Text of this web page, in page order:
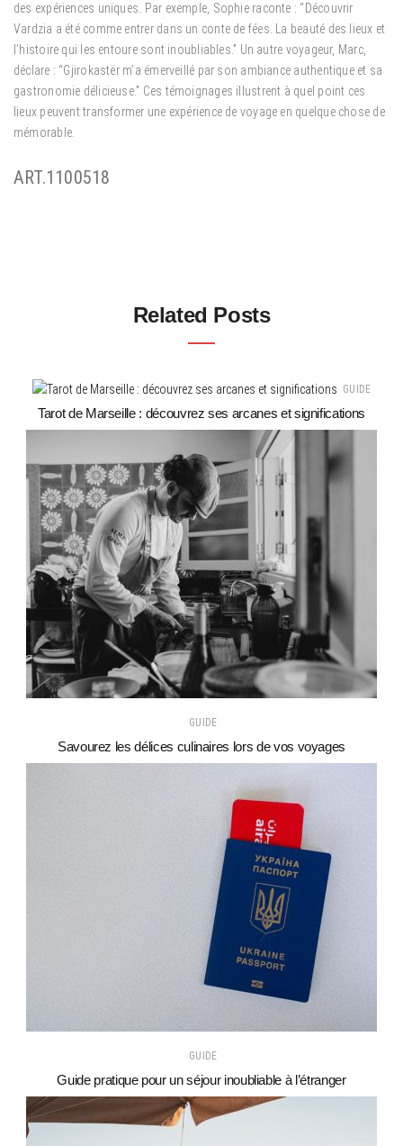
des expériences uniques. Par exemple, Sophie raconte : “Découvrir
Vardzia a été comme entrer dans un conte de fées. La beauté des lieux et
l’histoire qui les entoure sont inoubliables.” Un autre voyageur, Marc,
déclare : “Gjirokastër m’a émerveillé par son ambiance authentique et sa
gastronomie délicieuse.” Ces témoignages illustrent à quel point ces
lieux peuvent transformer une expérience de voyage en quelque chose de
mémorable.
ART.1100518
Related Posts
GUIDE
Tarot de Marseille : découvrez ses arcanes et significations
GUIDE
Savourez les délices culinaires lors de vos voyages
GUIDE
Guide pratique pour un séjour inoubliable à l’étranger